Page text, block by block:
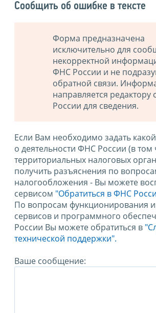
Сообщить об ошибке в тексте
Форма предназначена
исключительно для
некорректной
ФНС России и не
обратной связи.
направляется редактору
России для сведения.
Если Вам необходимо задать
о деятельности ФНС России (в том
территориальных налоговых
получить разъяснения по
налогообложения - Вы можете
сервисом "Обратиться в ФНС
По вопросам функционирования
сервисов и программного
России Вы можете обратиться в
технической поддержки".
Ваше сообщение: